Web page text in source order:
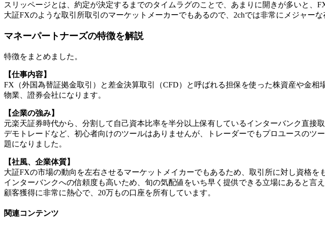
スリッページとは、約定が決定するまでのタイムラグのことで、あまりに開きが多いと、
大証FXのような取引所取引のマーケットメーカーでもあるので、2chでは非常にメジャーな
マネーパートナーズの特徴を解説
特徴をまとめました。
【仕事内容】
FX（外国為替証拠金取引）と差金決算取引（CFD）と呼ばれる担保を使った株資産や金
物業、證券会社になります。
【企業の強み】
元楽天証券時代から、分割して自己資本比率を半分以上保有しているインターバンク直接
デモトレードなど、初心者向けのツールはありませんが、トレーダーでもプロユースのツ
題になりました。
【社風、企業体質】
大証FXの市場の動向を左右させるマーケットメイカーでもあるため、取引所に対し資格を
インターバンクへの信頼度も高いため、旬の気配値をいち早く提供できる立場にあると言え
顧客獲得に非常に熱心で、20万もの口座を所有しています。
関連コンテンツ